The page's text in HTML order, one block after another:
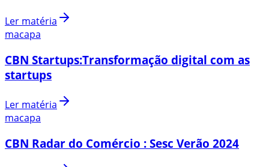
Ler matéria
macapa
CBN Startups:Transformação digital com as
startups
Ler matéria
macapa
CBN Radar do Comércio : Sesc Verão 2024